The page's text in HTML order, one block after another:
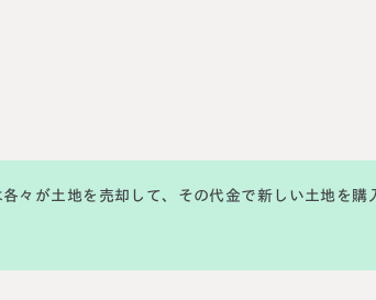
各々が土地を売却して、その代金で新しい土地を購